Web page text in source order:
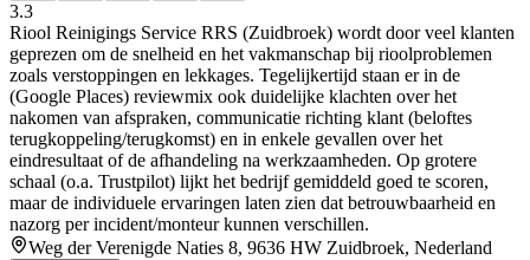
3.3
Riool Reinigings Service RRS (Zuidbroek) wordt door veel klanten
geprezen om de snelheid en het vakmanschap bij rioolproblemen
zoals verstoppingen en lekkages. Tegelijkertijd staan er in de
(Google Places) reviewmix ook duidelijke klachten over het
nakomen van afspraken, communicatie richting klant (beloftes
terugkoppeling/terugkomst) en in enkele gevallen over het
eindresultaat of de afhandeling na werkzaamheden. Op grotere
schaal (o.a. Trustpilot) lijkt het bedrijf gemiddeld goed te scoren,
maar de individuele ervaringen laten zien dat betrouwbaarheid en
nazorg per incident/monteur kunnen verschillen.
Weg der Verenigde Naties 8, 9636 HW Zuidbroek, Nederland